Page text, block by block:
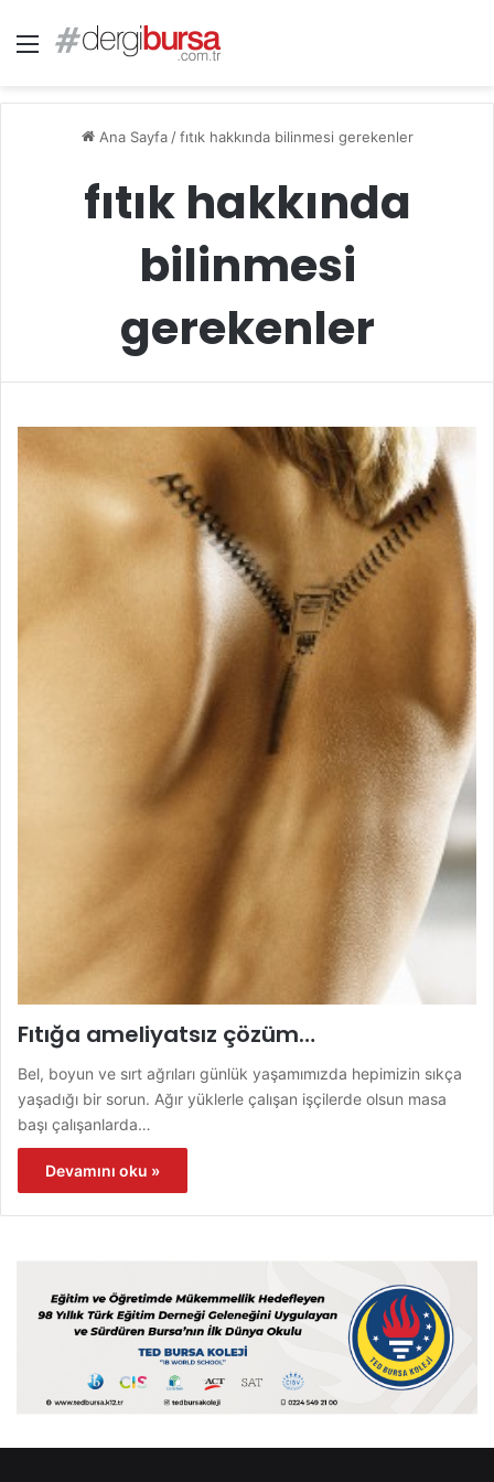
Menü
Ana Sayfa / fıtık hakkında bilinmesi gerekenler
fıtık hakkında
bilinmesi
gerekenler
Fıtığa ameliyatsız çözüm…
Bel, boyun ve sırt ağrıları günlük yaşamımızda hepimizin sıkça
yaşadığı bir sorun. Ağır yüklerle çalışan işçilerde olsun masa
başı çalışanlarda…
Devamını oku »